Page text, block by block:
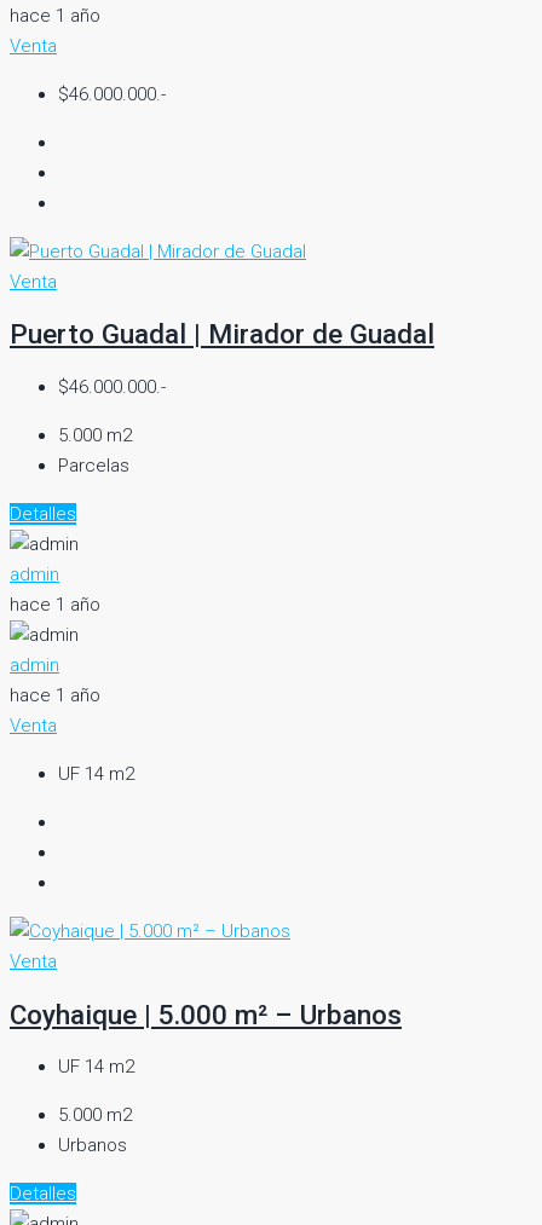
hace 1 año
Venta
$46.000.000.-
Venta
Puerto Guadal | Mirador de Guadal
$46.000.000.-
5.000 m2
Parcelas
Detalles
admin
hace 1 año
admin
hace 1 año
Venta
UF 14 m2
Venta
Coyhaique | 5.000 m² – Urbanos
UF 14 m2
5.000 m2
Urbanos
Detalles